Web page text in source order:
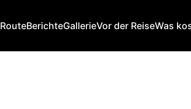
RouteBerichteGallerieVor der ReiseWas